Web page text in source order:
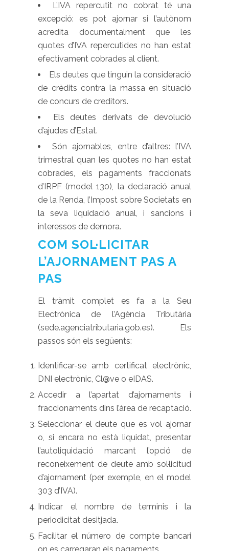
L’IVA repercutit no cobrat té una
excepció: es pot ajornar si l’autònom
acredita documentalment que les
quotes d’IVA repercutides no han estat
efectivament cobrades al client.
Els deutes que tinguin la consideració
de crèdits contra la massa en situació
de concurs de creditors.
Els deutes derivats de devolució
d’ajudes d’Estat.
Són ajornables, entre d’altres: l’IVA
trimestral quan les quotes no han estat
cobrades, els pagaments fraccionats
d’IRPF (model 130), la declaració anual
de la Renda, l’Impost sobre Societats en
la seva liquidació anual, i sancions i
interessos de demora.
COM SOL·LICITAR
L’AJORNAMENT PAS A
PAS
El tràmit complet es fa a la Seu
Electrònica de l’Agència Tributària
(sede.agenciatributaria.gob.es). Els
passos són els següents:
Identificar-se amb certificat electrònic,
DNI electrònic, Cl@ve o eIDAS.
Accedir a l’apartat d’ajornaments i
fraccionaments dins l’àrea de recaptació.
Seleccionar el deute que es vol ajornar
o, si encara no està liquidat, presentar
l’autoliquidació marcant l’opció de
reconeixement de deute amb sol·licitud
d’ajornament (per exemple, en el model
303 d’IVA).
Indicar el nombre de terminis i la
periodicitat desitjada.
Facilitar el número de compte bancari